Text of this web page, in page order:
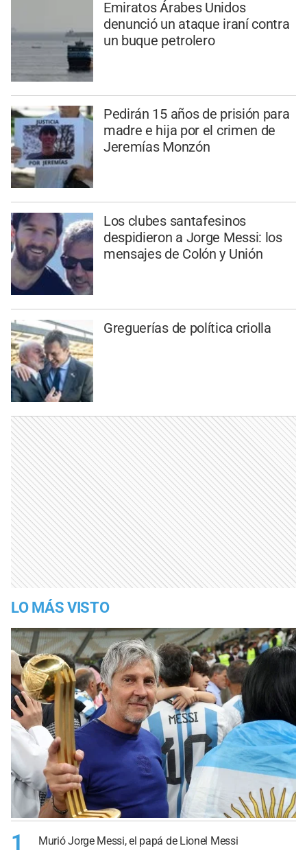
Emiratos Árabes Unidos
denunció un ataque iraní contra
un buque petrolero
Pedirán 15 años de prisión para
madre e hija por el crimen de
Jeremías Monzón
Los clubes santafesinos
despidieron a Jorge Messi: los
mensajes de Colón y Unión
Greguerías de política criolla
LO MÁS VISTO
1 Murió Jorge Messi, el papá de Lionel Messi